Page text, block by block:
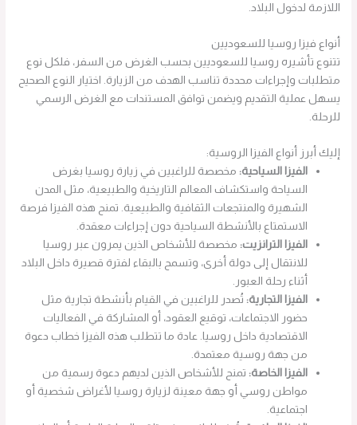
اللازمة لدخول البلاد.
أنواع فيزا روسيا للسعوديين
تتنوع تأشيره روسيا للسعوديين بحسب الغرض من السفر، فلكل نوع
متطلبات وإجراءات محددة تناسب الهدف من الزيارة. اختيار النوع الصحيح
يسهل عملية التقديم ويضمن توافق المستندات مع الغرض الرسمي
للرحلة.
إليك أبرز أنواع الفيزا الروسية:
الفيزا السياحية: مخصصة للراغبين في زيارة روسيا بغرض
السياحة واستكشاف المعالم التاريخية والطبيعية، مثل المدن
الشهيرة والمنتجعات الثقافية والطبيعية. تمنح هذه الفيزا فرصة
الاستمتاع بالأنشطة السياحية دون إجراءات معقدة.
الفيزا الترانزيت: مخصصة للأشخاص الذين يمرون عبر روسيا
للانتقال إلى دولة أخرى، وتسمح بالبقاء لفترة قصيرة داخل البلاد
أثناء رحلة العبور.
الفيزا التجارية: تُصدر للراغبين في القيام بأنشطة تجارية مثل
حضور الاجتماعات، توقيع العقود، أو المشاركة في الفعاليات
الاقتصادية داخل روسيا. عادة ما تتطلب هذه الفيزا خطاب دعوة
من جهة روسية معتمدة.
الفيزا الخاصة: تمنح للأشخاص الذين لديهم دعوة رسمية من
مواطن روسي أو جهة معينة لزيارة روسيا لأغراض شخصية أو
اجتماعية.